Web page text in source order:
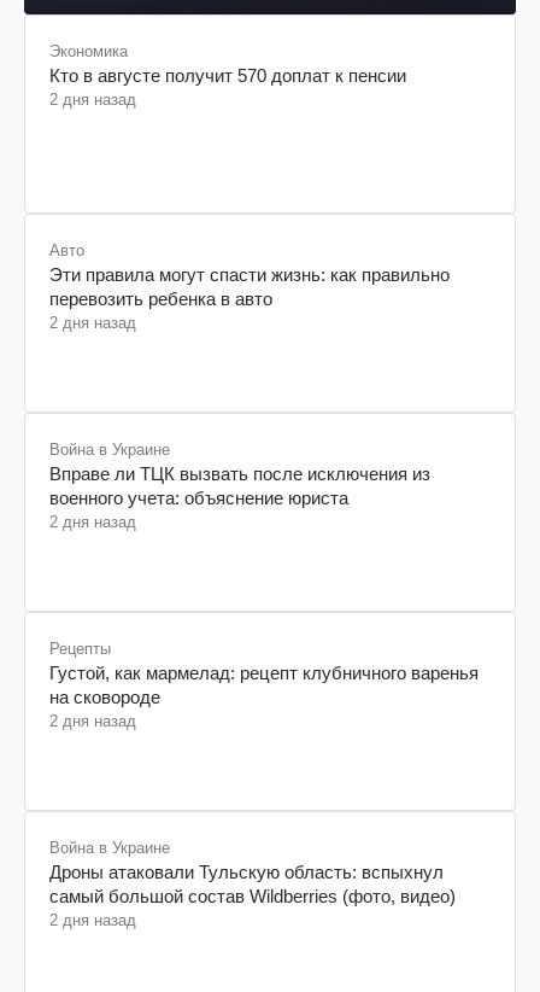
Экономика
Кто в августе получит 570 доплат к пенсии
2 дня назад
Авто
Эти правила могут спасти жизнь: как правильно
перевозить ребенка в авто
2 дня назад
Война в Украине
Вправе ли ТЦК вызвать после исключения из
военного учета: объяснение юриста
2 дня назад
Рецепты
Густой, как мармелад: рецепт клубничного варенья
на сковороде
2 дня назад
Война в Украине
Дроны атаковали Тульскую область: вспыхнул
самый большой состав Wildberries (фото, видео)
2 дня назад